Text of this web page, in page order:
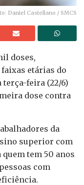
Daniel Castellano / SMCS
doses,
etárias do
feira (22/6)
dose contra
da
superior com
tem 50 anos
com